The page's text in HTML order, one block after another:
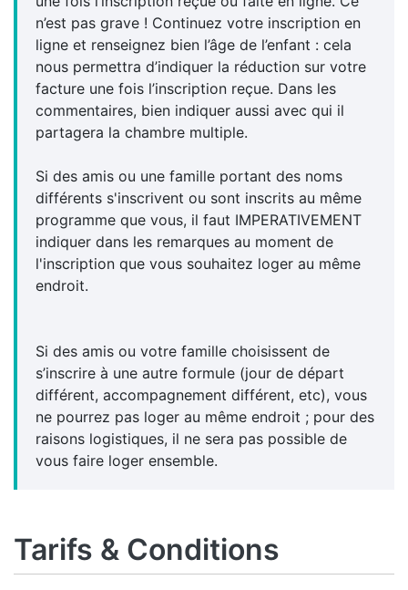
n’est pas grave ! Continuez votre inscription en
ligne et renseignez bien l’âge de l’enfant : cela
nous permettra d’indiquer la réduction sur votre
facture une fois l’inscription reçue. Dans les
commentaires, bien indiquer aussi avec qui il
partagera la chambre multiple.
Si des amis ou une famille portant des noms
différents s'inscrivent ou sont inscrits au même
programme que vous, il faut IMPERATIVEMENT
indiquer dans les remarques au moment de
l'inscription que vous souhaitez loger au même
endroit.
Si des amis ou votre famille choisissent de
s’inscrire à une autre formule (jour de départ
différent, accompagnement différent, etc), vous
ne pourrez pas loger au même endroit ; pour des
raisons logistiques, il ne sera pas possible de
vous faire loger ensemble.
Tarifs & Conditions